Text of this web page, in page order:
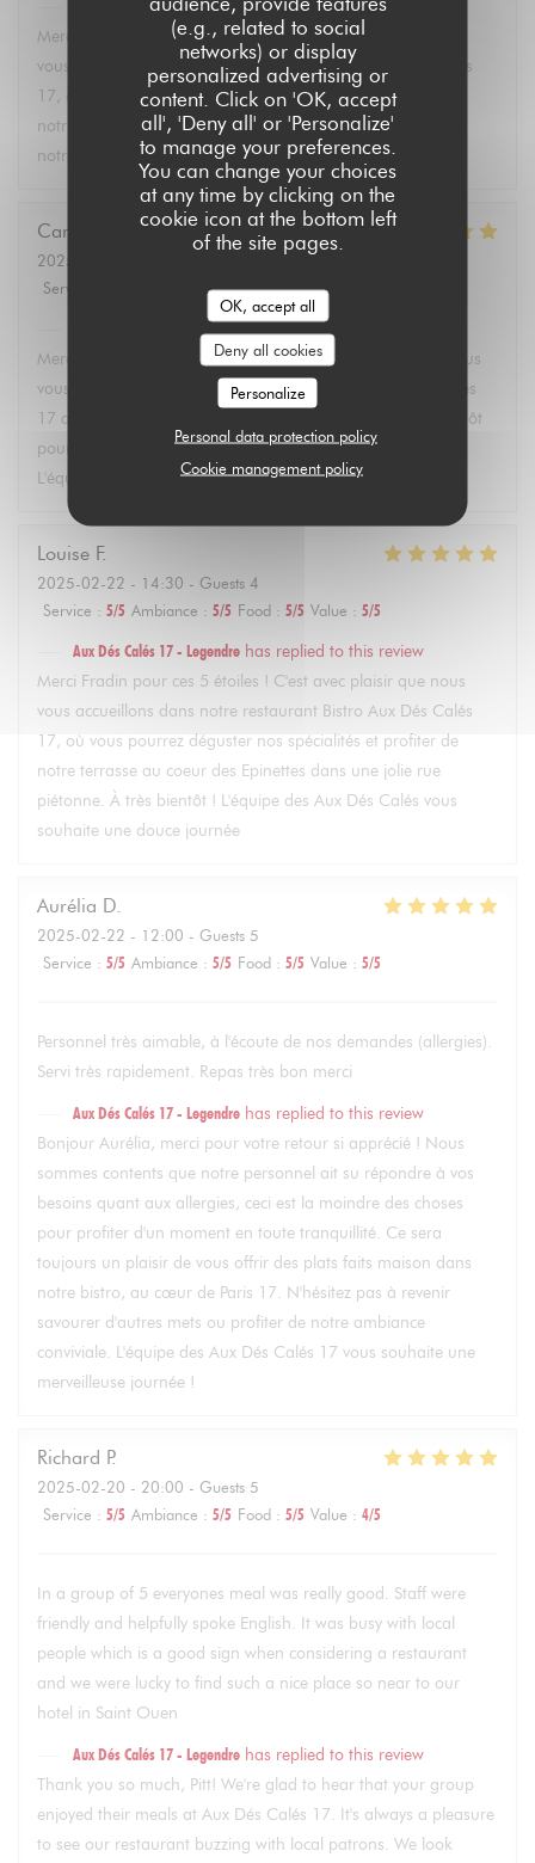
(e.g., related to social
networks) or display
personalized advertising or
content. Click on 'OK, accept
all', 'Deny all' or 'Personalize'
to manage your preferences.
You can change your choices
at any time by clicking on the
cookie icon at the bottom left
of the site pages.
OK, accept all
Deny all cookies
Personalize
Personal data protection policy
Cookie management policy
Aux Dés Calés 17 - Legendre has replied to this review
Merci Martin pour vos 5 étoiles ! C'est avec plaisir que nous
vous accueillons dans notre restaurant Bistro Aux Dés Calés
17, où vous pourrez découvrir dès l'arrivée des beaux jours
notre terrasse et nos plats faits maison. À très bientôt dans
notre bistro à Paris ! L'équipe des Aux Dés Calés.
Caroline
2025-02-21
Service
5/5 Food: 5/5 Value
Aux Dés Calés 17 - Legendre has replied to this review
Merci Caroline pour ces 5 étoiles ! C'est avec plaisir que nous
vous accueillons dans notre Restaurant Bistro Aux Dés Calés
17 au coeur des Epinettes. Nous espérons vous revoir bientôt
pour profiter de notre terrasse et de nos plats faits maison.
L'équipe des Aux Dés Calés vous souhaite une jolie journée
Louise F
2025-02-22 - 14:30 - Guests 4
Service : 5/5 Ambiance : 5/5 Food : 5/5 Value : 5/5
Aux Dés Calés 17 - Legendre has replied to this review
Merci Fradin pour ces 5 étoiles ! C'est avec plaisir que nous
vous accueillons dans notre restaurant Bistro Aux Dés Calés
17, où vous pourrez déguster nos spécialités et profiter de
notre terrasse au coeur des Epinettes dans une jolie rue
piétonne. À très bientôt ! L'équipe des Aux Dés Calés vous
souhaite une douce journée
Aurélia D
2025-02-22 - 12:00 - Guests 5
Service : 5/5 Ambiance : 5/5 Food : 5/5 Value : 5/5
Personnel très aimable, à l'écoute de nos demandes (allergies).
Servi très rapidement. Repas très bon merci
Aux Dés Calés 17 - Legendre has replied to this review
Bonjour Aurélia, merci pour votre retour si apprécié ! Nous
sommes contents que notre personnel ait su répondre à vos
besoins quant aux allergies, ceci est la moindre des choses
pour profiter d'un moment en toute tranquillité. Ce sera
toujours un plaisir de vous offrir des plats faits maison dans
notre bistro, au cœur de Paris 17. N'hésitez pas à revenir
savourer d'autres mets ou profiter de notre ambiance
conviviale. L'équipe des Aux Dés Calés 17 vous souhaite une
merveilleuse journée !
Richard P
2025-02-20 - 20:00 - Guests 5
Service : 5/5 Ambiance : 5/5 Food : 5/5 Value : 4/5
In a group of 5 everyones meal was really good. Staff were
friendly and helpfully spoke English. It was busy with local
people which is a good sign when considering a restaurant
and we were lucky to find such a nice place so near to our
hotel in Saint Ouen
Aux Dés Calés 17 - Legendre has replied to this review
Thank you so much, Pitt! We're glad to hear that your group
enjoyed their meals at Aux Dés Calés 17. It's always a pleasure
to see our restaurant buzzing with local patrons. We look